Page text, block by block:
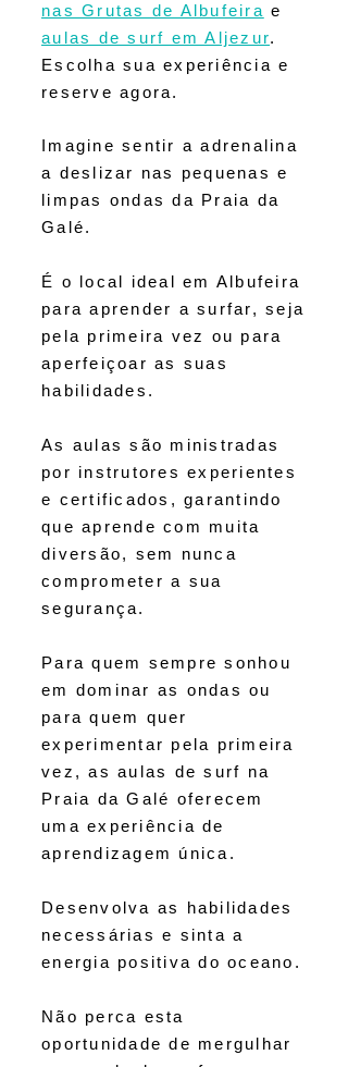
nas Grutas de Albufeira e
aulas de surf em Aljezur.
Escolha sua experiência e
reserve agora.
Imagine sentir a adrenalina
a deslizar nas pequenas e
limpas ondas da Praia da
Galé.
É o local ideal em Albufeira
para aprender a surfar, seja
pela primeira vez ou para
aperfeiçoar as suas
habilidades.
As aulas são ministradas
por instrutores experientes
e certificados, garantindo
que aprende com muita
diversão, sem nunca
comprometer a sua
segurança.
Para quem sempre sonhou
em dominar as ondas ou
para quem quer
experimentar pela primeira
vez, as aulas de surf na
Praia da Galé oferecem
uma experiência de
aprendizagem única.
Desenvolva as habilidades
necessárias e sinta a
energia positiva do oceano.
Não perca esta
oportunidade de mergulhar